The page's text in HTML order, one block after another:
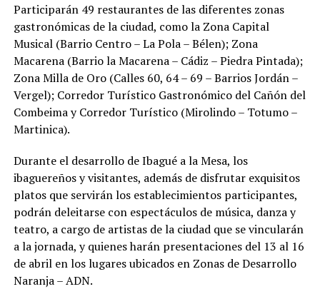
Participarán 49 restaurantes de las diferentes zonas
gastronómicas de la ciudad, como la Zona Capital
Musical (Barrio Centro – La Pola – Bélen); Zona
Macarena (Barrio la Macarena – Cádiz – Piedra Pintada);
Zona Milla de Oro (Calles 60, 64 – 69 – Barrios Jordán –
Vergel); Corredor Turístico Gastronómico del Cañón del
Combeima y Corredor Turístico (Mirolindo – Totumo –
Martinica).
Durante el desarrollo de Ibagué a la Mesa, los
ibaguereños y visitantes, además de disfrutar exquisitos
platos que servirán los establecimientos participantes,
podrán deleitarse con espectáculos de música, danza y
teatro, a cargo de artistas de la ciudad que se vincularán
a la jornada, y quienes harán presentaciones del 13 al 16
de abril en los lugares ubicados en Zonas de Desarrollo
Naranja – ADN.